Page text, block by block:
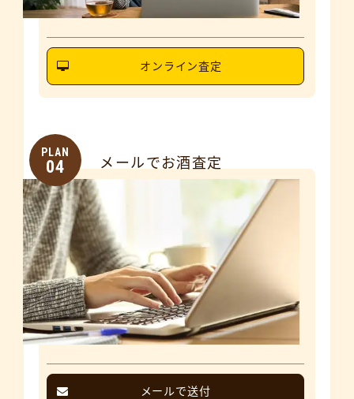
オンライン査定
PLAN
04 メールでお酒査定
メールで送付